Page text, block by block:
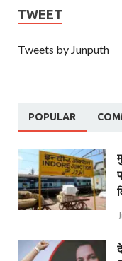
TWEET
Tweets by Junputh
POPULAR